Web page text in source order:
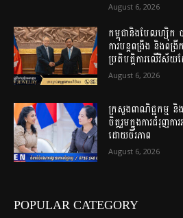
August 6, 2026
កម្ពុជានិងបែលហ្ស៊ិក បា
ការបន្តពង្រឹង និងព
ប្រតិបត្តិការលើវិស័
August 6, 2026
ក្រសួងពាណិជ្ជកម្ម និង
ចិត្តរួមក្នុងការជំរុញ
ដោយចីរភាព
August 6, 2026
POPULAR CATEGORY